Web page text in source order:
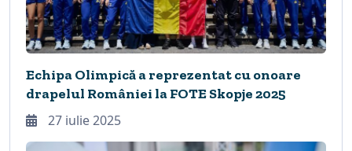
Echipa Olimpică a reprezentat cu onoare
drapelul României la FOTE Skopje 2025
27 iulie 2025